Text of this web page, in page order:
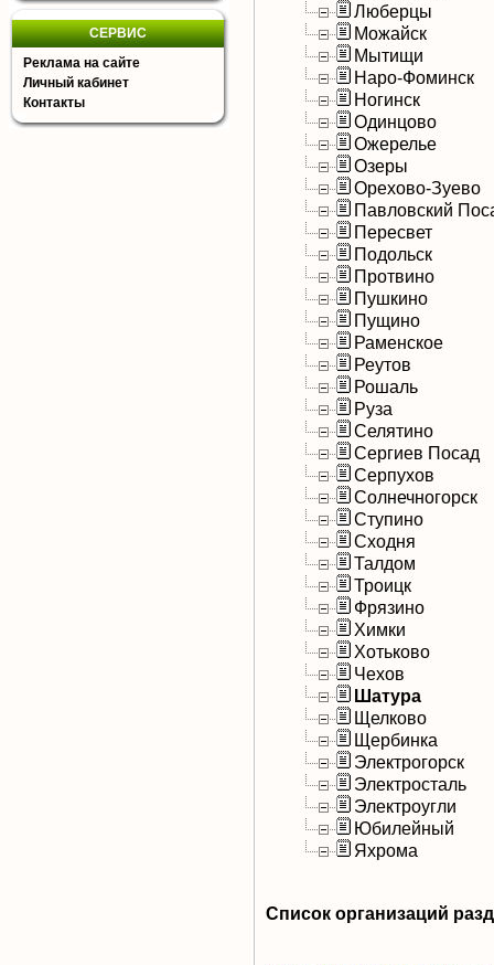
СЕРВИС
Реклама на сайте
Личный кабинет
Контакты
Люберцы
Можайск
Мытищи
Наро-Фоминск
Ногинск
Одинцово
Ожерелье
Озеры
Орехово-Зуево
Павловский
Пересвет
Подольск
Протвино
Пушкино
Пущино
Раменское
Реутов
Рошаль
Руза
Селятино
Сергиев Посад
Серпухов
Солнечногорск
Ступино
Сходня
Талдом
Троицк
Фрязино
Химки
Хотьково
Чехов
Шатура
Щелково
Щербинка
Электрогорск
Электросталь
Электроугли
Юбилейный
Яхрома
Список организаций